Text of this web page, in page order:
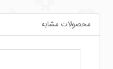
محصولات مشابه